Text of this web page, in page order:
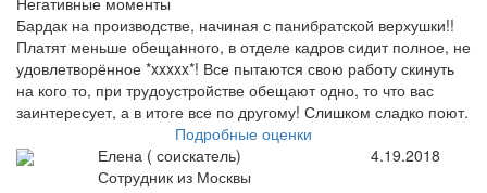
Бардак на производстве, начиная с панибратской верхушки!!
Платят меньше обещанного, в отделе кадров сидит полное, не
удовлетворённое *xxxxx*! Все пытаются свою работу скинуть
на кого то, при трудоустройстве обещают одно, то что вас
заинтересует, а в итоге все по другому! Слишком сладко поют.
Подробные оценки
Елена ( соискатель)
Сотрудник из Москвы
4.19.2018